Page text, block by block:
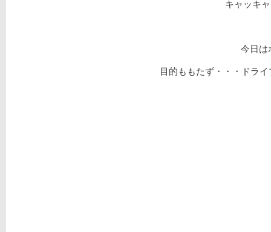
キャッキ
今日は
目的ももたず・・・ドラ